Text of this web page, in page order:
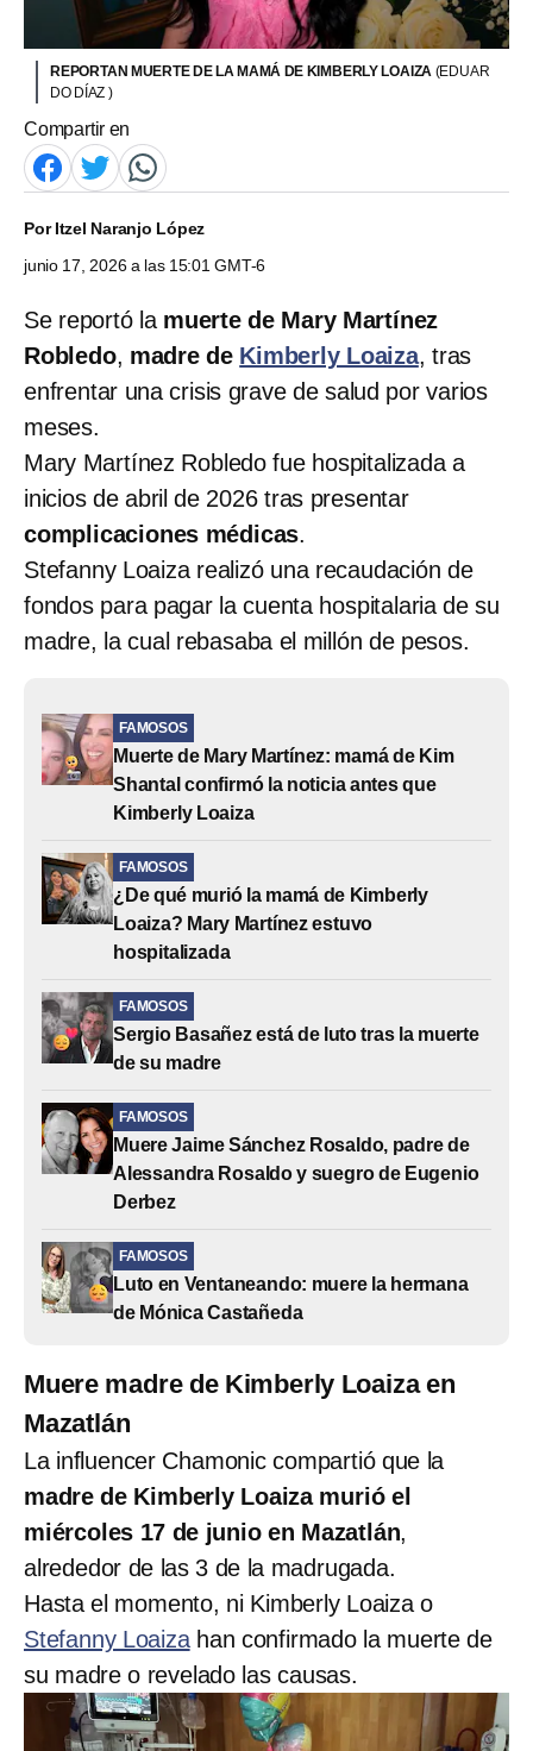
REPORTAN MUERTE DE LA MAMÁ DE KIMBERLY LOAIZA (EDUAR
DO DÍAZ )
Compartir en
PorItzel Naranjo López
junio 17, 2026 a las 15:01 GMT-6
Se reportó lamuerte de Mary Martínez
Robledo, madre de Kimberly Loaiza, tras
enfrentar una crisis grave de salud por varios
meses.
Mary Martínez Robledo fue hospitalizada a
inicios de abril de 2026 tras presentar
complicaciones médicas.
Stefanny Loaiza realizó una recaudación de
fondos para pagar la cuenta hospitalaria de su
madre, la cual rebasaba el millón de pesos.
FAMOSOS
Muerte de Mary Martínez: mamá de Kim
Shantal confirmó la noticia antes que
Kimberly Loaiza
FAMOSOS
¿De qué murió la mamá de Kimberly
Loaiza? Mary Martínez estuvo
hospitalizada
FAMOSOS
Sergio Basañez está de luto tras la muerte
de su madre
FAMOSOS
Muere Jaime Sánchez Rosaldo, padre de
Alessandra Rosaldo y suegro de Eugenio
Derbez
FAMOSOS
Luto en Ventaneando: muere la hermana
de Mónica Castañeda
Muere madre de Kimberly Loaiza en
Mazatlán
La influencer Chamonic compartió que la
madre de Kimberly Loaiza murió el
miércoles 17 de junio en Mazatlán,
alrededor de las 3 de la madrugada.
Hasta el momento, ni Kimberly Loaiza o
Stefanny Loaizahan confirmado la muerte de
su madre o revelado las causas.